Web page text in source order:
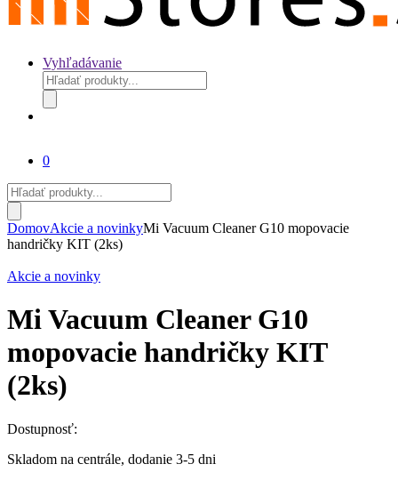
Vyhľadávanie
Products
search
0
Products
search
DomovAkcie a novinkyMi Vacuum Cleaner G10 mopovacie
handričky KIT (2ks)
Akcie a novinky
Mi Vacuum Cleaner G10
mopovacie handričky KIT
(2ks)
Dostupnosť:
Skladom na centrále, dodanie 3-5 dni